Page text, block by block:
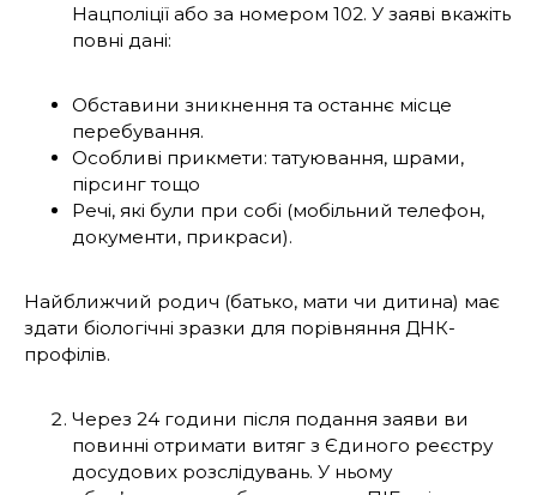
Нацполіції або за номером 102. У заяві вкажіть
повні дані:
Обставини зникнення та останнє місце
перебування.
Особливі прикмети: татуювання, шрами,
пірсинг тощо
Речі, які були при собі (мобільний телефон,
документи, прикраси).
Найближчий родич (батько, мати чи дитина) має
здати біологічні зразки для порівняння ДНК-
профілів.
Через 24 години після подання заяви ви
повинні отримати витяг з Єдиного реєстру
досудових розслідувань. У ньому